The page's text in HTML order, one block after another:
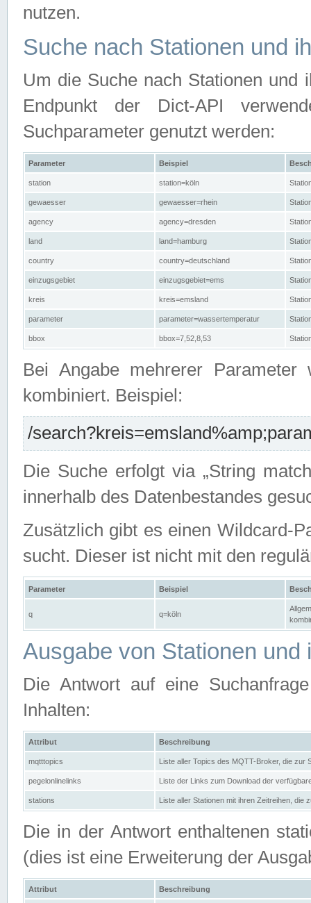
nutzen.
Suche nach Stationen und
Um die Suche nach Stationen und
Endpunkt der Dict-API
Suchparameter genutzt werden:
Parameter Beispiel
station station=köln
gewaesser gewaesser=rhein
agency agency=dresden
land land=hamburg
country country=deutschland
einzugsgebiet einzugsgebiet=ems
kreis kreis=emsland
parameter parameter=wassertemperatur
bbox bbox=7,52,8,53
Bei Angabe mehrerer Parameter
kombiniert. Beispiel:
/
Die Suche erfolgt via „String
innerhalb des Datenbestandes
Zusätzlich gibt es einen Wildcard-
sucht. Dieser ist nicht mit den
Parameter Beispiel
q q=köln
Ausgabe von Stationen und
Die Antwort auf eine
Inhalten:
Attribut Beschreibung
mqtttopics Liste aller Topics des MQTT-Broker, die zur
pegelonlinelinks Liste der Links zum Download der
stations Liste aller Stationen mit ihren Zeitreihen, die
Die in der Antwort enthaltenen
(dies ist eine Erweiterung der
Attribut Beschreibung